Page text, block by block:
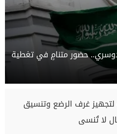
حضور متنامٍ في تغطية
لتجهيز غرف الرضع وتنسيق
لا تُنسى